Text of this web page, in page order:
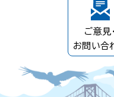
ご意見・
お問い合